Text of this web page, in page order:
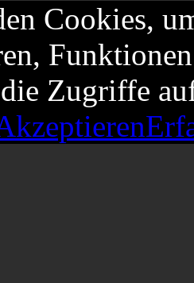
Cookies,
Zugriffe